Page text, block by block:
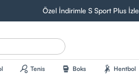
Özel İndirimle S Sport Plus İzle
sports_tennis Tenis sports_mma Boks sports_handball Hentbol